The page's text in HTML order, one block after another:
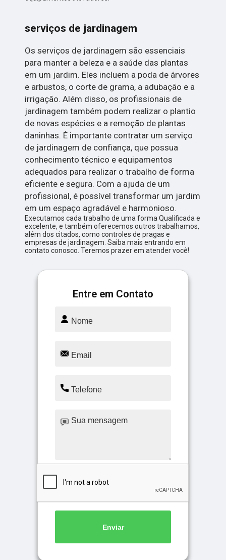
serviços de jardinagem
Os serviços de jardinagem são essenciais
para manter a beleza e a saúde das plantas
em um jardim. Eles incluem a poda de árvores
e arbustos, o corte de grama, a adubação e a
irrigação. Além disso, os profissionais de
jardinagem também podem realizar o plantio
de novas espécies e a remoção de plantas
daninhas. É importante contratar um serviço
de jardinagem de confiança, que possua
conhecimento técnico e equipamentos
adequados para realizar o trabalho de forma
eficiente e segura. Com a ajuda de um
profissional, é possível transformar um jardim
em um espaço agradável e harmonioso.
Executamos cada trabalho de uma forma Qualificada e
excelente, e também oferecemos outros trabalhamos,
além dos citados, como controles de pragas e
empresas de jardinagem. Saiba mais entrando em
contato conosco. Teremos prazer em atender você!
Entre em Contato
Enviar